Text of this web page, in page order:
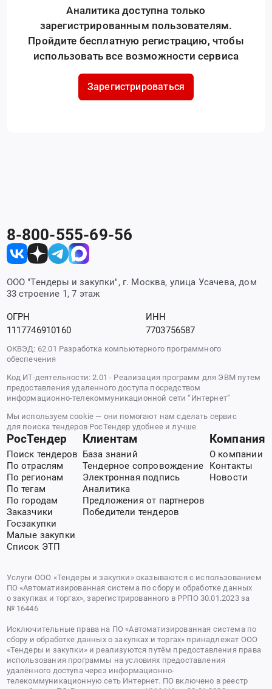
Аналитика доступна только
зарегистрированным пользователям.
Пройдите бесплатную регистрацию, чтобы
использовать все возможности сервиса
Зарегистрироваться
8-800-555-69-56
ООО "Тендеры и закупки", г. Москва, улица Усачева, дом
33 строение 1, 7 этаж
ОГРН
1117746910160
ИНН
7703756587
ОКВЭД: 62.01 Разработка компьютерного программного
обеспечения
Код ИТ-деятельности: 2.01 - Реализация программ для ЭВМ путем
предоставления удаленного доступа посредством
информационно-телекоммуникационной сети “Интернет”
Мы используем cookie — они помогают нам сделать сервис
для поиска тендеров РосТендер удобнее и лучше
РосТендер
Поиск тендеров
По отраслям
По регионам
По тегам
По городам
Заказчики
Госзакупки
Малые закупки
Список ЭТП
Клиентам
База знаний
Тендерное сопровождение
Электронная подпись
Аналитика
Предложения от партнеров
Победители тендеров
Компания
О компании
Контакты
Новости
Услуги ООО «Тендеры и закупки» оказываются с использованием
ПО «Автоматизированная система по сбору и обработке данных
о закупках и торгах», зарегистрированного в РРПО 30.01.2023 за
№ 16446
Исключительные права на ПО «Автоматизированная система по
сбору и обработке данных о закупках и торгах» принадлежат ООО
«Тендеры и закупки» и реализуются путём предоставления права
использования программы на условиях предоставления
удалённого доступа через информационно-
телекоммуникационную сеть Интернет. ПО включено в реестр